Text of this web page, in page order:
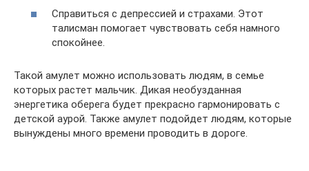
Справиться с депрессией и страхами. Этот
талисман помогает чувствовать себя намного
спокойнее.
Такой амулет можно использовать людям, в семье
которых растет мальчик. Дикая необузданная
энергетика оберега будет прекрасно гармонировать с
детской аурой. Также амулет подойдет людям, которые
вынуждены много времени проводить в дороге.